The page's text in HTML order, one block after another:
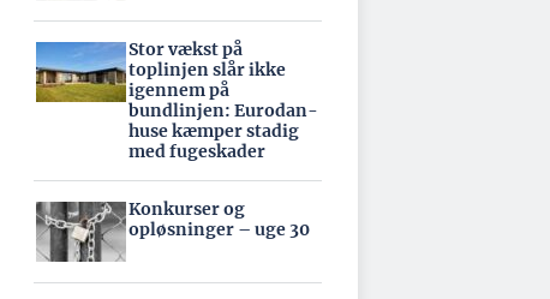
Stor vækst på
toplinjen slår ikke
igennem på
bundlinjen: Eurodan-
huse kæmper stadig
med fugeskader
Konkurser og
opløsninger – uge 30